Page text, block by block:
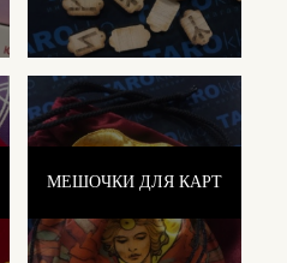
МЕШОЧКИ ДЛЯ КАРТ